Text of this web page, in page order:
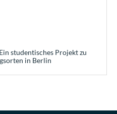
studentisches Projekt zu
in Berlin